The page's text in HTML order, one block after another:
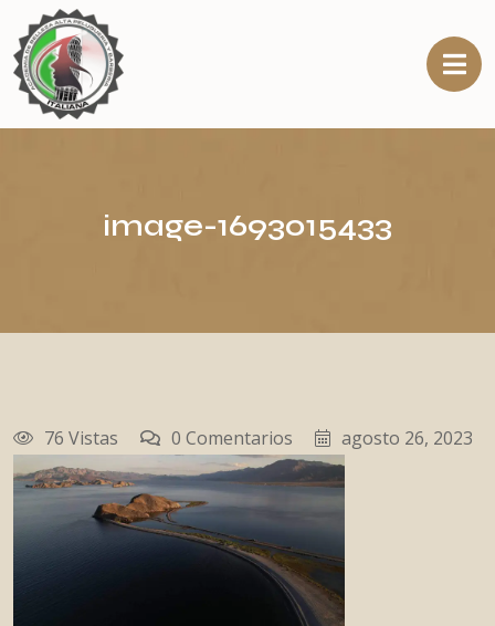
image-1693015433
76 Vistas 0 Comentarios agosto 26, 2023